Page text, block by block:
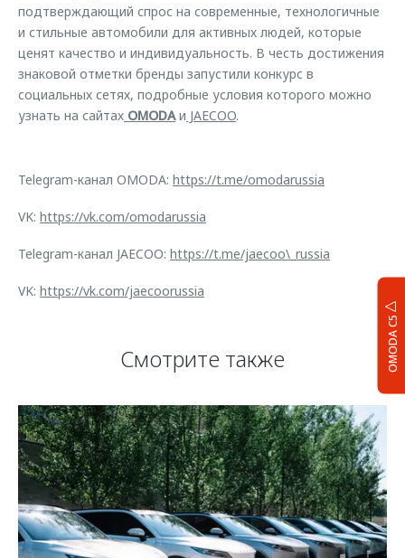
OMODA C5
подтверждающий спрос на современные, технологичные
и стильные автомобили для активных людей, которые
ценят качество и индивидуальность. В честь достижения
знаковой отметки бренды запустили конкурс в
социальных сетях, подробные условия которого можно
узнать на сайтах OMODAи JAECOO.
Telegram-канал OMODA: https://t.me/omodarussia
VK: https://vk.com/omodarussia
Telegram-канал JAECOO: https://t.me/jaecoo\_russia
VK: https://vk.com/jaecoorussia
Смотрите также